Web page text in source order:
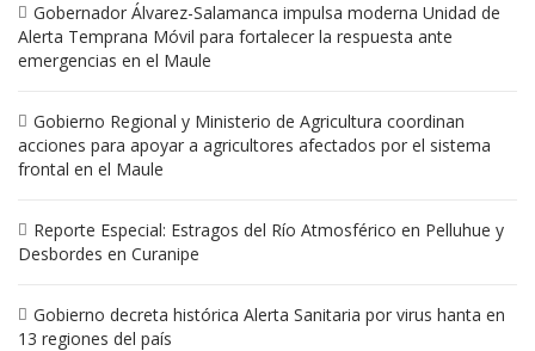
Gobernador Álvarez-Salamanca impulsa moderna Unidad de
Alerta Temprana Móvil para fortalecer la respuesta ante
emergencias en el Maule
Gobierno Regional y Ministerio de Agricultura coordinan
acciones para apoyar a agricultores afectados por el sistema
frontal en el Maule
Reporte Especial: Estragos del Río Atmosférico en Pelluhue y
Desbordes en Curanipe
Gobierno decreta histórica Alerta Sanitaria por virus hanta en
13 regiones del país